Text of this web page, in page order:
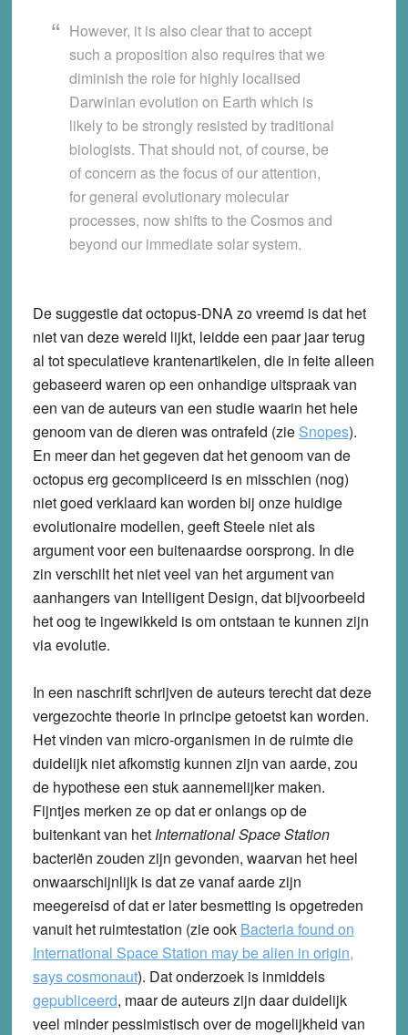
However, it is also clear that to accept
such a proposition also requires that we
diminish the role for highly localised
Darwinian evolution on Earth which is
likely to be strongly resisted by traditional
biologists. That should not, of course, be
of concern as the focus of our attention,
for general evolutionary molecular
processes, now shifts to the Cosmos and
beyond our immediate solar system.
De suggestie dat octopus-DNA zo vreemd is dat het
niet van deze wereld lijkt, leidde een paar jaar terug
al tot speculatieve krantenartikelen, die in feite alleen
gebaseerd waren op een onhandige uitspraak van
een van de auteurs van een studie waarin het hele
genoom van de dieren was ontrafeld (zie Snopes).
En meer dan het gegeven dat het genoom van de
octopus erg gecompliceerd is en misschien (nog)
niet goed verklaard kan worden bij onze huidige
evolutionaire modellen, geeft Steele niet als
argument voor een buitenaardse oorsprong. In die
zin verschilt het niet veel van het argument van
aanhangers van Intelligent Design, dat bijvoorbeeld
het oog te ingewikkeld is om ontstaan te kunnen zijn
via evolutie.
In een naschrift schrijven de auteurs terecht dat deze
vergezochte theorie in principe getoetst kan worden.
Het vinden van micro-organismen in de ruimte die
duidelijk niet afkomstig kunnen zijn van aarde, zou
de hypothese een stuk aannemelijker maken.
Fijntjes merken ze op dat er onlangs op de
buitenkant van het International Space Station
bacteriën zouden zijn gevonden, waarvan het heel
onwaarschijnlijk is dat ze vanaf aarde zijn
meegereisd of dat er later besmetting is opgetreden
vanuit het ruimtestation (zie ook Bacteria found on
International Space Station may be alien in origin,
says cosmonaut). Dat onderzoek is inmiddels
gepubliceerd, maar de auteurs zijn daar duidelijk
veel minder pessimistisch over de mogelijkheid van